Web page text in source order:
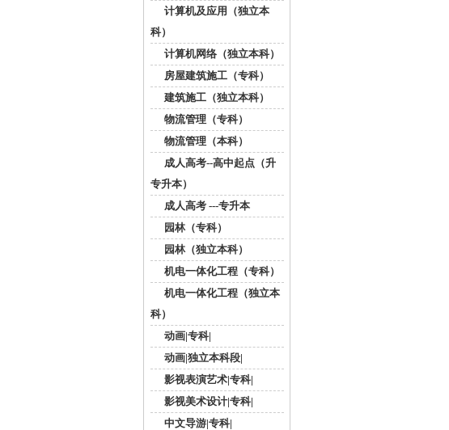
计算机及应用（独立本
科）
计算机网络（独立本科）
房屋建筑施工（专科）
建筑施工（独立本科）
物流管理（专科）
物流管理（本科）
成人高考--高中起点（升
专升本）
成人高考 ---专升本
园林（专科）
园林（独立本科）
机电一体化工程（专科）
机电一体化工程（独立本
科）
动画|专科|
动画|独立本科段|
影视表演艺术|专科|
影视美术设计|专科|
中文导游|专科|